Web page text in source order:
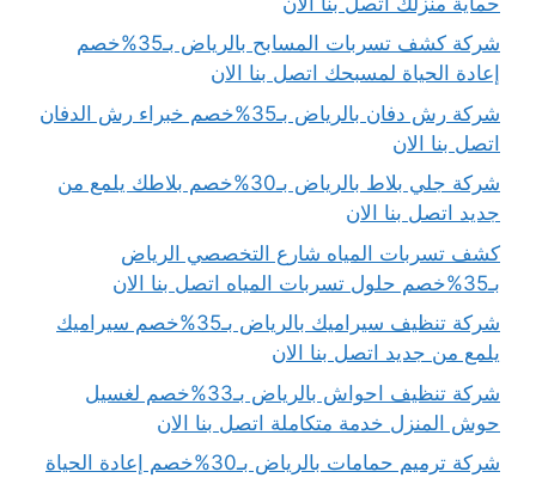
شركة كشف تسربات المسابح بالرياض بـ35%خصم
إعادة الحياة لمسبحك اتصل بنا الان
شركة رش دفان بالرياض بـ35%خصم خبراء رش الدفان
اتصل بنا الان
شركة جلي بلاط بالرياض بـ30%خصم بلاطك يلمع من
جديد اتصل بنا الان
كشف تسربات المياه شارع التخصصي الرياض
بـ35%خصم حلول تسربات المياه اتصل بنا الان
شركة تنظيف سيراميك بالرياض بـ35%خصم سيراميك
يلمع من جديد اتصل بنا الان
شركة تنظيف احواش بالرياض بـ33%خصم لغسيل
حوش المنزل خدمة متكاملة اتصل بنا الان
شركة ترميم حمامات بالرياض بـ30%خصم إعادة الحياة